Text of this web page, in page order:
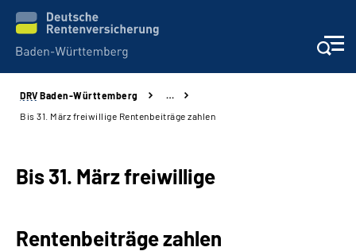
Beratung und Kontakt
Karriere
DRV Baden-Württemberg
…
Bis 31. März freiwillige Rentenbeiträge zahlen
Bis 31. März freiwillige
Rentenbeiträge zahlen